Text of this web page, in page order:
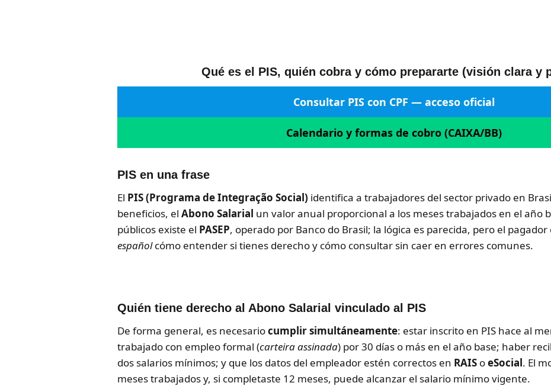
Qué es el PIS, quién cobra y cómo prepararte (visión clara y
Consultar PIS con CPF — acceso oficial
Calendario y formas de cobro (CAIXA/BB)
PIS en una frase
El PIS (Programa de Integração Social) identifica a trabajadores del sector privado en
beneficios, el Abono Salarial un valor anual proporcional a los meses trabajados en el año
públicos existe el PASEP, operado por Banco do Brasil; la lógica es parecida, pero el
españolcómo entender si tienes derecho y cómo consultar sin caer en errores comunes.
Quién tiene derecho al Abono Salarial vinculado al PIS
De forma general, es necesariocumplir simultáneamente: estar inscrito en PIS hace al
trabajado con empleo formal (carteira assinada) por 30 días o más en el año base; haber
dos salarios mínimos; y que los datos del empleador estén correctos en RAIS oeSocial. El
meses trabajados y, si completaste 12 meses, puede alcanzar el salario mínimo vigente.